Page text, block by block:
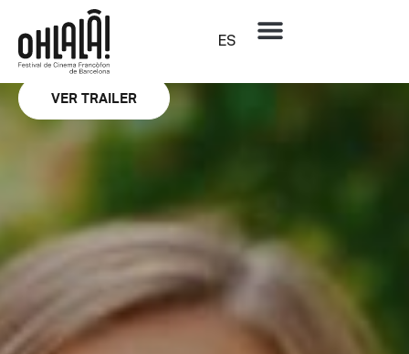
ES
Ohlalà Ópera prima
Tout le monde aime Jeanne
CÉLINE DEVAUX
VER TRAILER